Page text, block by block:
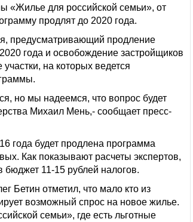
«Жилье для российской семьи», от
продлят до 2020 года.
предусматривающий продление
года и освобождение застройщиков
на которых ведется
но мы надеемся, что вопрос будет
Михаил Мень,- сообщает пресс-
года будет продлена программа
Как показывают расчеты экспертов,
бюджет 11-15 рублей налогов.
Бетин отметил, что мало кто из
возможный спрос на новое жилье.
семьи», где есть льготные